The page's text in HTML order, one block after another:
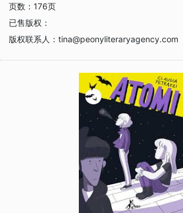
页数： 176页
已售版权：
版权联系人： tina@peonyliteraryagency.com